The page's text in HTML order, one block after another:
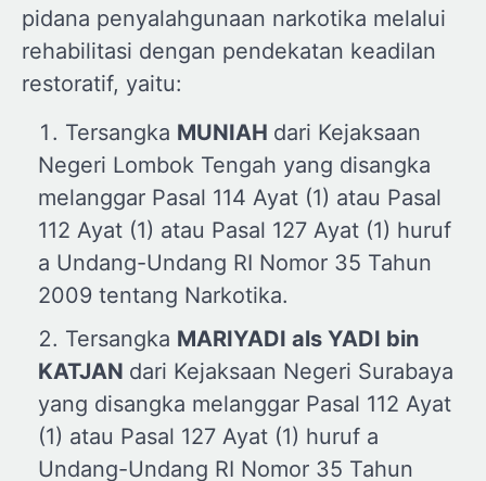
pidana penyalahgunaan narkotika melalui
rehabilitasi dengan pendekatan keadilan
restoratif, yaitu:
Tersangka MUNIAH dari Kejaksaan
Negeri Lombok Tengah yang disangka
melanggar Pasal 114 Ayat (1) atau Pasal
112 Ayat (1) atau Pasal 127 Ayat (1) huruf
a Undang-Undang RI Nomor 35 Tahun
2009 tentang Narkotika.
Tersangka MARIYADI als YADI bin
KATJAN dari Kejaksaan Negeri Surabaya
yang disangka melanggar Pasal 112 Ayat
(1) atau Pasal 127 Ayat (1) huruf a
Undang-Undang RI Nomor 35 Tahun